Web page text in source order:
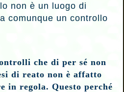
non è un luogo di
comunque un controllo
che di per sé non
di reato non è affatto
in regola. Questo perché